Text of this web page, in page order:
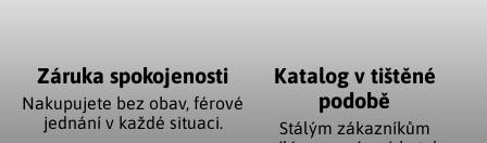
Záruka spokojenosti
Nakupujete bez obav, férové
jednání v každé situaci.
Katalog v tištěné
podobě
Stálým zákazníkům